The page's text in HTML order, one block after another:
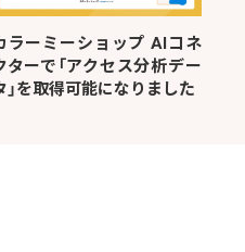
ラーミーショップ AIコネ
ターで「アクセス分析デー
」を取得可能になりました